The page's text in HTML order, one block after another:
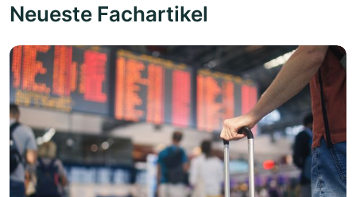
Neueste Fachartikel